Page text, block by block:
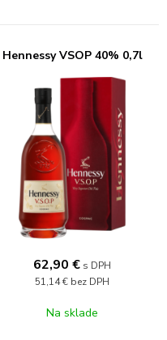
Hennessy VSOP 40% 0,7l
62,90 € s DPH
51,14 € bez DPH
Na sklade